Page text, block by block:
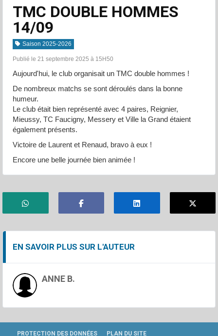
TMC DOUBLE HOMMES
14/09
Saison 2025-2026
Publié le 21 septembre 2025 à 15H50
Aujourd'hui, le club organisait un TMC double hommes !
De nombreux matchs se sont déroulés dans la bonne
humeur.
Le club était bien représenté avec 4 paires, Reignier,
Mieussy, TC Faucigny, Messery et Ville la Grand étaient
également présents.
Victoire de Laurent et Renaud, bravo à eux !
Encore une belle journée bien animée !
EN SAVOIR PLUS SUR L'AUTEUR
ANNE B.
PROTECTION DES DONNÉES PLAN DU SITE